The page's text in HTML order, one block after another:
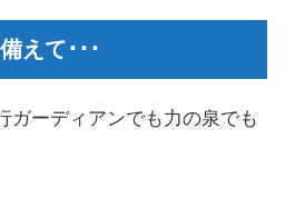
えて･･･
ガーディアンでも力の泉でも